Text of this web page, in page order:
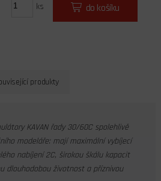
ks do košíku
produkty
KAVAN řady 30/60C spolehlivě
modeláře: mají maximální vybíjecí
nabíjení 2C, širokou škálu kapacit
dlouhodobou životnost a příznivou